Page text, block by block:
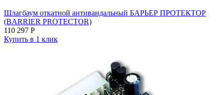
Шлагбаум откатной антивандальный БАРЬЕР ПРОТЕКТОР
(BARRIER PROTECTOR)
110 297 Р
Купить в 1 клик